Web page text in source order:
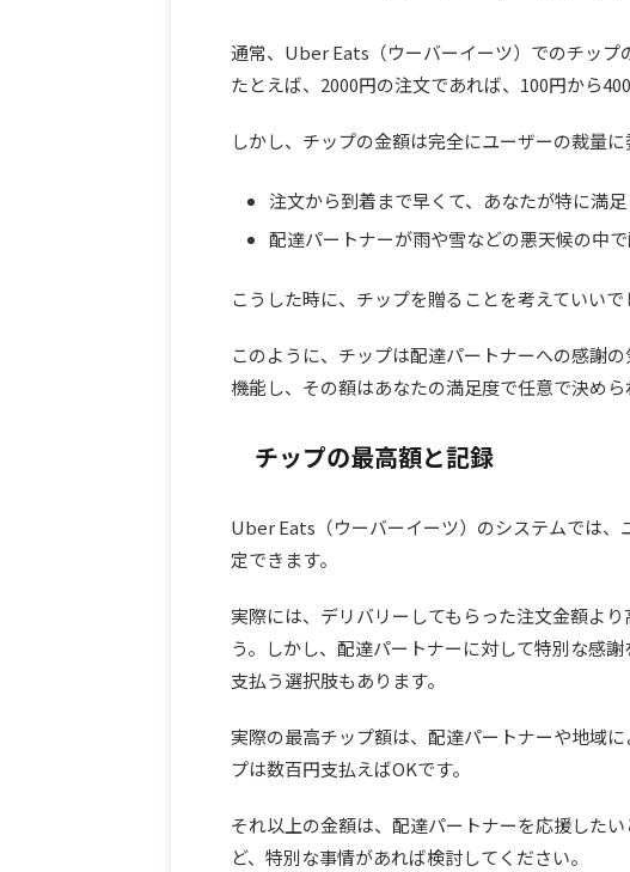
通常、Uber Eats（ウーバーイーツ）でのチップ
たとえば、2000円の注文であれば、100円から
しかし、チップの金額は完全にユーザーの裁量
注文から到着まで早くて、あなたが特に満
配達パートナーが雨や雪などの悪天候の中
こうした時に、チップを贈ることを考えていいで
このように、チップは配達パートナーへの感謝
機能し、その額はあなたの満足度で任意で決めら
チップの最高額と記録
Uber Eats（ウーバーイーツ）のシステムでは
定できます。
実際には、デリバリーしてもらった注文金額よ
う。しかし、配達パートナーに対して特別な感
支払う選択肢もあります。
実際の最高チップ額は、配達パートナーや地域
プは数百円支払えばOKです。
それ以上の金額は、配達パートナーを応援した
ど、特別な事情があれば検討してください。